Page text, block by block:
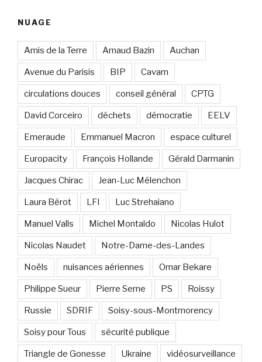
NUAGE
Amis de la Terre Arnaud Bazin Auchan
Avenue du Parisis BIP Cavam
circulations douces conseil général CPTG
David Corceiro déchets démocratie EELV
Emeraude Emmanuel Macron espace culturel
Europacity François Hollande Gérald Darmanin
Jacques Chirac Jean-Luc Mélenchon
Laura Bérot LFI Luc Strehaiano
Manuel Valls Michel Montaldo Nicolas Hulot
Nicolas Naudet Notre-Dame-des-Landes
Noëls nuisances aériennes Omar Bekare
Philippe Sueur Pierre Serne PS Roissy
Russie SDRIF Soisy-sous-Montmorency
Soisy pour Tous sécurité publique
Triangle de Gonesse Ukraine vidéosurveillance